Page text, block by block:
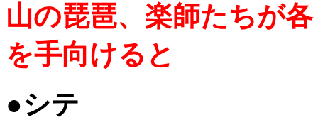
山の琵琶、楽師たちが
を手向けると
●シテ